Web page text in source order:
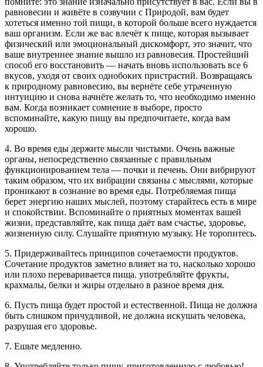
равновесии и живёте в созвучии с Природой, вам будет
хотеться именно той пищи, в которой больше всего нуждается
ваш организм. Если же вас влечёт к пище, которая вызывает
физический или эмоциональный дискомфорт, это значит, что
ваше внутреннее знание вышло из равновесия. Простейший
способ его восстановить — начать вновь использовать все 6
вкусов, уходя от своих однобоких пристрастий. Возвращаясь
к природному равновесию, вы вернёте себе утраченную
интуицию и снова начнёте желать то, что необходимо именно
вам. Когда возникает сомнение в выборе, просто
вспоминайте, какую пищу вы предпочитаете, когда вам
хорошо.
4. Во время еды держите мысли чистыми. Очень важные
органы, непосредственно связанные с правильным
функционированием тела — почки и печень. Они вибрируют
таким образом, что их вибрации связаны с мыслями, которые
проникают в сознание во время еды. Потребляемая пища
берет энергию наших мыслей, поэтому старайтесь есть в мире
и спокойствии. Вспоминайте о приятных моментах вашей
жизни, представляйте, как пища даёт вам счастье, здоровье,
жизненную силу. Слушайте приятную музыку. Не торопитесь.
5. Придерживайтесь принципов сочетаемости продуктов.
Сочетание продуктов заметно влияет на то, насколько хорошо
или плохо переваривается пища. употребляйте фрукты,
крахмалы, белки и жиры отдельно в разное время дня.
6. Пусть пища будет простой и естественной. Пища не должна
быть слишком причудливой, не должна искушать человека,
разрушая его здоровье.
7. Ешьте медленно.